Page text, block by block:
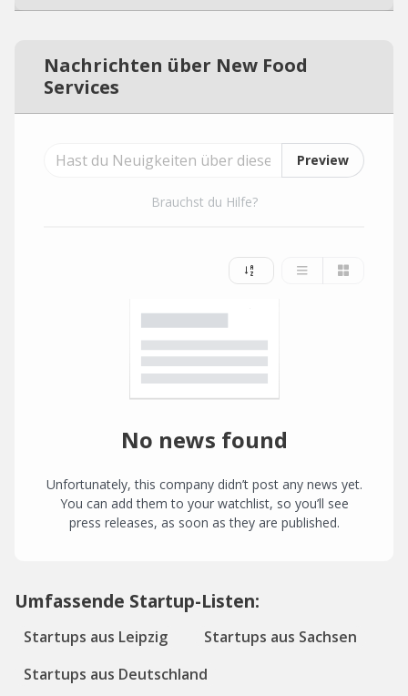
Nachrichten über New Food
Services
Preview
Brauchst du Hilfe?
No news found
Unfortunately, this company didn’t post any news yet.
You can add them to your watchlist, so you’ll see
press releases, as soon as they are published.
Umfassende Startup-Listen:
Startups aus Leipzig
Startups aus Sachsen
Startups aus Deutschland